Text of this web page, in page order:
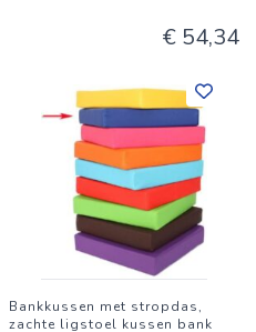
€ 54,34
Bankkussen met stropdas,
zachte ligstoel kussen bank